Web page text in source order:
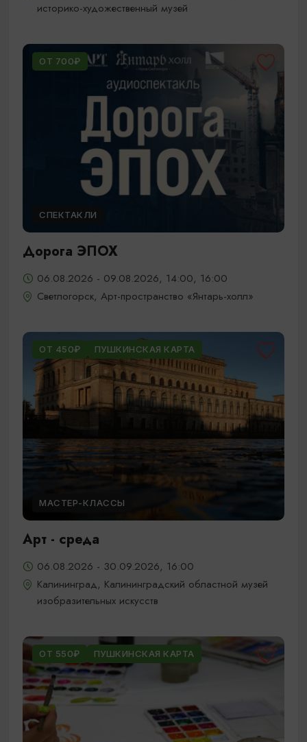
историко-художественный музей
ОТ 700₽
СПЕКТАКЛИ
Дорога ЭПОХ
06.08.2026 - 09.08.2026, 14:00, 16:00
Светлогорск, Арт-пространство «Янтарь-холл»
ОТ 450₽ ПУШКИНСКАЯ КАРТА
МАСТЕР-КЛАССЫ
Арт - среда
06.08.2026 - 30.09.2026, 16:00
Калининград, Калининградский областной музей
изобразительных искусств
ОТ 550₽ ПУШКИНСКАЯ КАРТА